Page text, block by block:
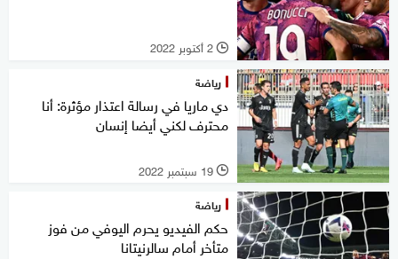
l 2 أكتوبر 2022
رياضة
دي ماريا في رسالة اعتذار مؤثرة: أنا
محترف لكني أيضا إنسان
l 19 سبتمبر 2022
رياضة
حكم الفيديو يحرم اليوفي من فوز
متأخر أمام سالرنيتانا